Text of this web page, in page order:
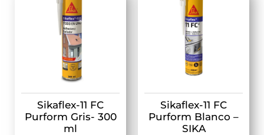
Sikaflex-11 FC
Purform Gris- 300
ml
Sikaflex-11 FC
Purform Blanco –
SIKA